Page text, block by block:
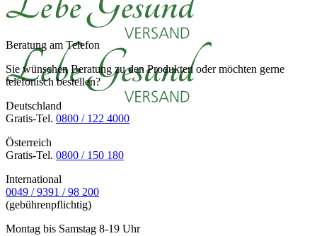
Beratung am Telefon
Sie wünschen Beratung zu den Produkten oder möchten gerne
telefonisch bestellen?
Deutschland
Gratis-Tel. 0800 / 122 4000
Österreich
Gratis-Tel. 0800 / 150 180
International
0049 / 9391 / 98 200
(gebührenpflichtig)
Montag bis Samstag 8-19 Uhr